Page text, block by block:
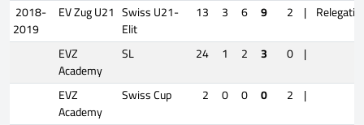
2018-
2019
EV Zug U21 Swiss U21-
Elit
13 3 6 9 2 |
EVZ
Academy
SL 24 1 2 3 0 |
EVZ
Academy
Swiss Cup 2 0 0 0 2 |